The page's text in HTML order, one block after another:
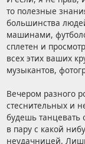
то полезные
большинства
машинами,
сплетен и
всех этих ваших
музыкантов,
Вечером разного
стеснительных и
будешь танцевать
в пару с какой
неудачницей.